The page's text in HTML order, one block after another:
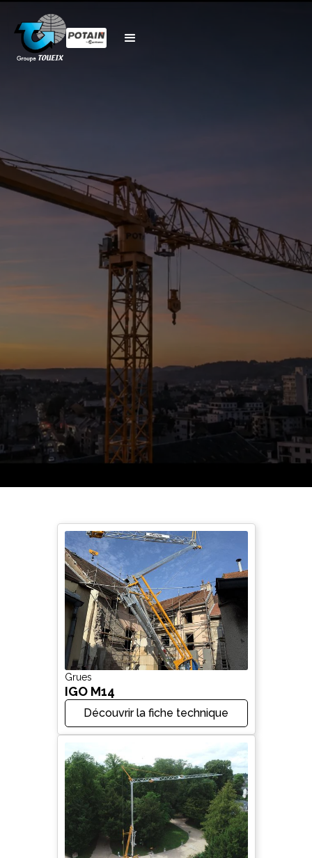
Grues
IGO M14
Découvrir la fiche technique